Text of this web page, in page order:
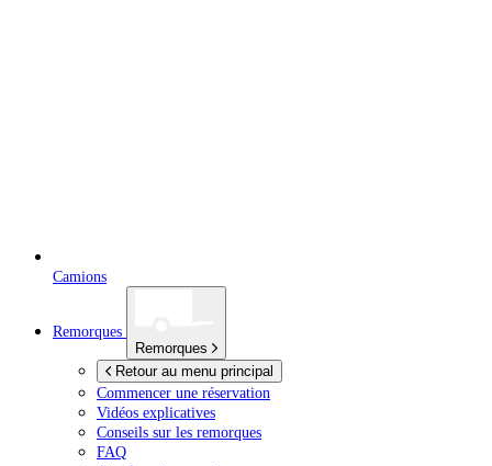
Camions
Remorques
Remorques
Retour au menu principal
Commencer une réservation
Vidéos explicatives
Conseils sur les remorques
FAQ